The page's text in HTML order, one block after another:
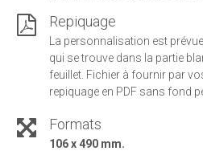
Repiquage
La personnalisation est
qui se trouve dans la partie
feuillet. Fichier à fournir par
repiquage en PDF sans fond
Formats
106 x 490 mm.